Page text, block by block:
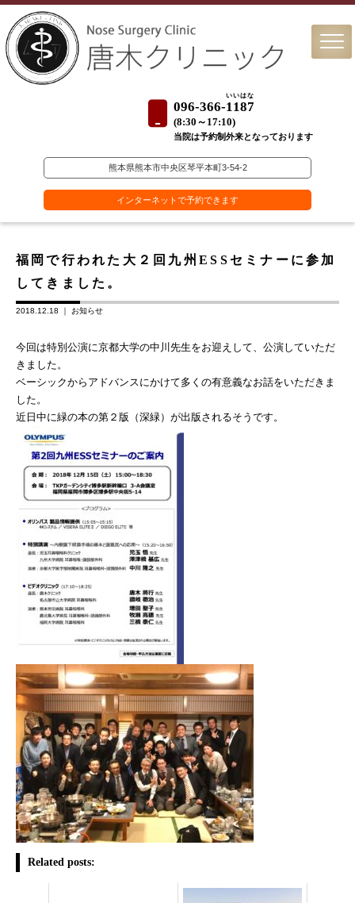
096-366-1187
いいはな
(8:30～17:10)
当院は予約制外来となっております
熊本県熊本市中央区琴平本町3-54-2
インターネットで予約できます
福岡で行われた大２回九州ESSセミナーに参加
してきました。
2018.12.18 ｜ お知らせ
今回は特別公演に京都大学の中川先生をお迎えして、公演していただ
きました。
ベーシックからアドバンスにかけて多くの有意義なお話をいただきま
した。
近日中に緑の本の第２版（深緑）が出版されるそうです。
Related posts: